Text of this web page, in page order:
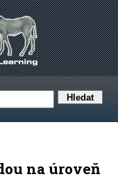
na úroveň